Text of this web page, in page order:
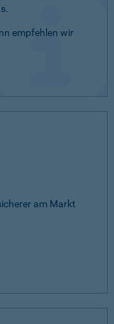
empfehlen wir
am Markt